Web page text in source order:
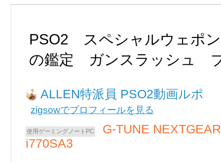
PSO2 スペシャルウェポ
の鑑定 ガンスラッシュ
ALLEN PSO2動画ルポ
zigsowでプロフィールを見る
G-TUNE
i770SA3